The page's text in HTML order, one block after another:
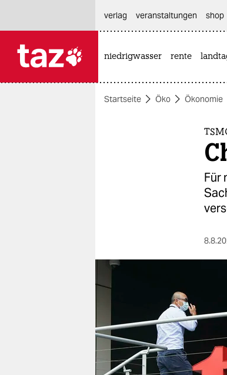
themen
berlin
nord
wahrheit
verlag
verlag
verlag
veranstaltungen shop
niedrigwasser rente
Startseite Öko Ökonomie
Für